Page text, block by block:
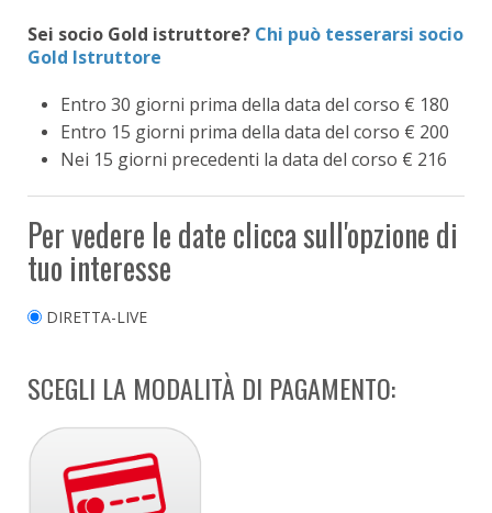
Sei socio Gold istruttore? Chi può tesserarsi socio
Gold Istruttore
Entro 30 giorni prima della data del corso € 180
Entro 15 giorni prima della data del corso € 200
Nei 15 giorni precedenti la data del corso € 216
Per vedere le date clicca sull'opzione di
tuo interesse
DIRETTA-LIVE
SCEGLI LA MODALITÀ DI PAGAMENTO: